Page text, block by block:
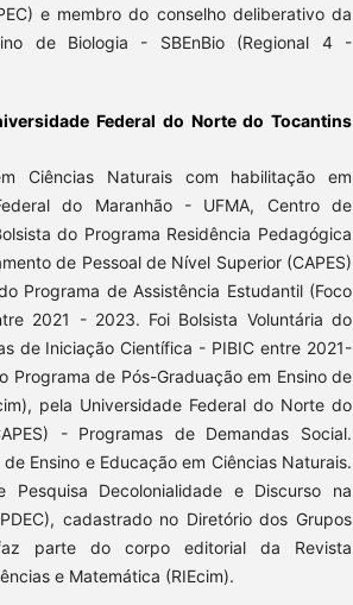
e membro do conselho deliberativo da
de Biologia - SBEnBio (Regional 4 -
Federal do Norte do Tocantins
Ciências Naturais com habilitação em
do Maranhão - UFMA, Centro de
do Programa Residência Pedagógica
de Pessoal de Nível Superior (CAPES)
Programa de Assistência Estudantil (Foco
2021 - 2023. Foi Bolsista Voluntária do
de Iniciação Científica - PIBIC entre 2021-
Programa de Pós-Graduação em Ensino de
pela Universidade Federal do Norte do
- Programas de Demandas Social.
Ensino e Educação em Ciências Naturais.
Decolonialidade e Discurso na
cadastrado no Diretório dos Grupos
parte do corpo editorial da Revista
e Matemática (RIEcim).